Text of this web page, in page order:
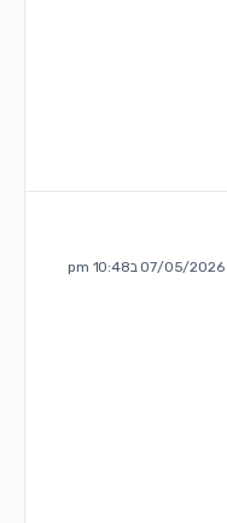
07/05/2026 ב10:48 pm